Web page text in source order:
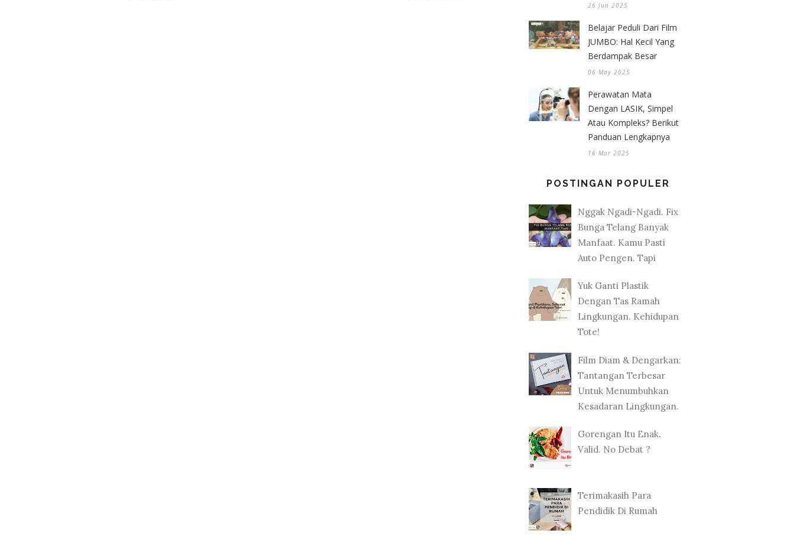
26 Jun 2025
Belajar Peduli Dari Film
JUMBO: Hal Kecil Yang
Berdampak Besar
06 May 2025
Perawatan Mata
Dengan LASIK, Simpel
Atau Kompleks? Berikut
Panduan Lengkapnya
16 Mar 2025
POSTINGAN POPULER
Nggak Ngadi-Ngadi. Fix
Bunga Telang Banyak
Manfaat. Kamu Pasti
Auto Pengen. Tapi
Yuk Ganti Plastik
Dengan Tas Ramah
Lingkungan. Kehidupan
Tote!
Film Diam & Dengarkan:
Tantangan Terbesar
Untuk Menumbuhkan
Kesadaran Lingkungan.
Gorengan Itu Enak.
Valid. No Debat ?
Terimakasih Para
Pendidik Di Rumah